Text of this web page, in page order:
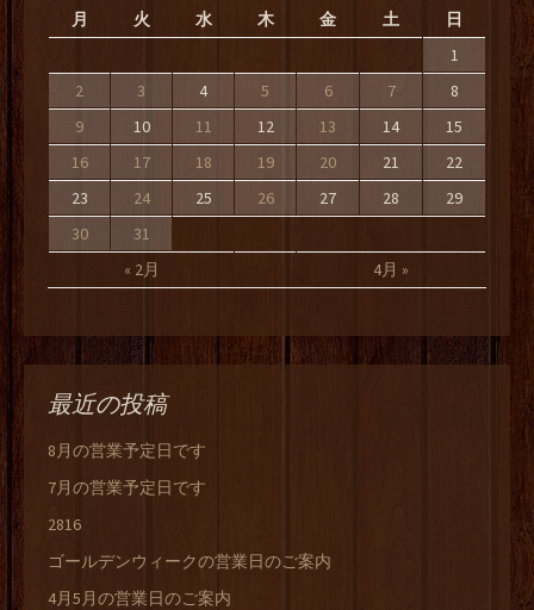
月 火 水 木 金 土 日
« 2月 4月 »
1
2
3 4 5 6 7
8
9
10 11 12 13 14
15
16
17 18 19 20 21
22
23
24 25 26 27 28
29
30
31
最近の投稿
8月の営業予定日です
7月の営業予定日です
2816
ゴールデンウィークの営業日のご案内
4月5月の営業日のご案内